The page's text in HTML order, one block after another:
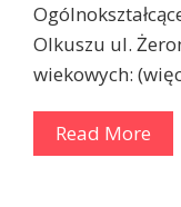
Olkuszu ul.
wiekowych:
Read More